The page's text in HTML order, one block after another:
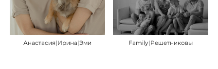
Анастасия|Ирина|Эми Family|Решетниковы